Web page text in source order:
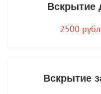
Вскрытие
2500
Вскрытие